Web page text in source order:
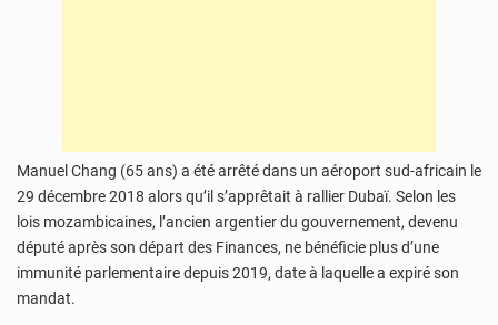
Manuel Chang (65 ans) a été arrêté dans un aéroport sud-africain le
29 décembre 2018 alors qu’il s’apprêtait à rallier Dubaï. Selon les
lois mozambicaines, l’ancien argentier du gouvernement, devenu
député après son départ des Finances, ne bénéficie plus d’une
immunité parlementaire depuis 2019, date à laquelle a expiré son
mandat.